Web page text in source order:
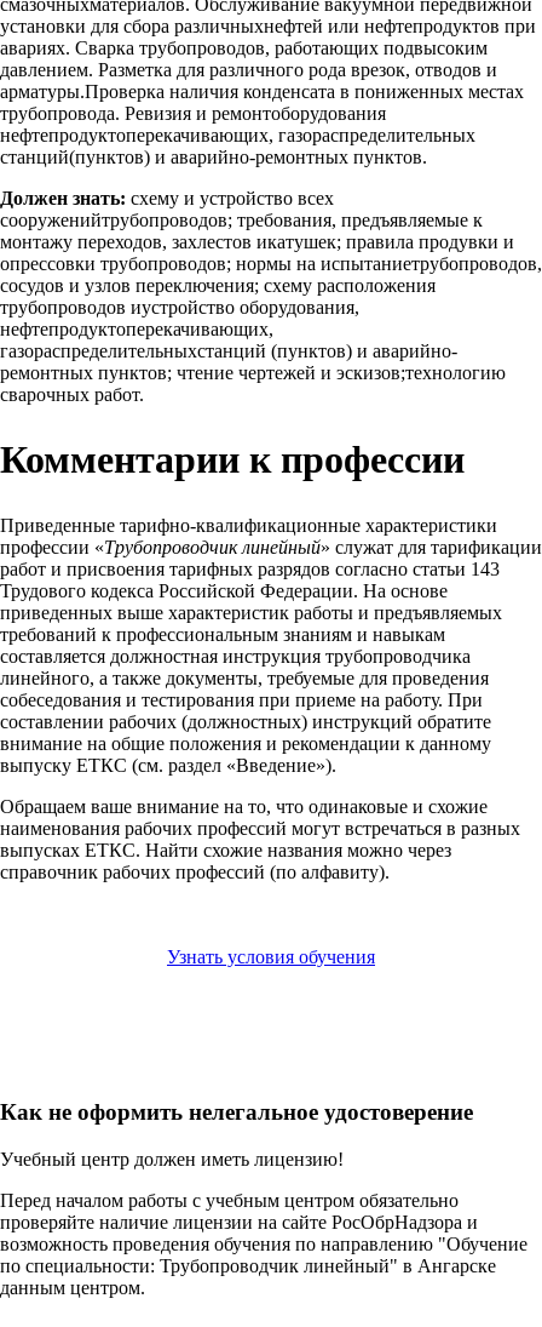
установки для сбора различныхнефтей или нефтепродуктов при
авариях. Сварка трубопроводов, работающих подвысоким
давлением. Разметка для различного рода врезок, отводов и
арматуры.Проверка наличия конденсата в пониженных местах
трубопровода. Ревизия и ремонтоборудования
нефтепродуктоперекачивающих, газораспределительных
станций(пунктов) и аварийно-ремонтных пунктов.
Должен знать: схему и устройство всех
сооруженийтрубопроводов; требования, предъявляемые к
монтажу переходов, захлестов икатушек; правила продувки и
опрессовки трубопроводов; нормы на испытаниетрубопроводов,
сосудов и узлов переключения; схему расположения
трубопроводов иустройство оборудования,
нефтепродуктоперекачивающих,
газораспределительныхстанций (пунктов) и аварийно-
ремонтных пунктов; чтение чертежей и эскизов;технологию
сварочных работ.
Комментарии к профессии
Приведенные тарифно-квалификационные характеристики
профессии «Трубопроводчик линейный» служат для тарификации
работ и присвоения тарифных разрядов согласно статьи 143
Трудового кодекса Российской Федерации. На основе
приведенных выше характеристик работы и предъявляемых
требований к профессиональным знаниям и навыкам
составляется должностная инструкция трубопроводчика
линейного, а также документы, требуемые для проведения
собеседования и тестирования при приеме на работу. При
составлении рабочих (должностных) инструкций обратите
внимание на общие положения и рекомендации к данному
выпуску ЕТКС (см. раздел «Введение»).
Обращаем ваше внимание на то, что одинаковые и схожие
наименования рабочих профессий могут встречаться в разных
выпусках ЕТКС. Найти схожие названия можно через
справочник рабочих профессий (по алфавиту).
Узнать условия обучения
Как не оформить нелегальное удостоверение
Учебный центр должен иметь лицензию!
Перед началом работы с учебным центром обязательно
проверяйте наличие лицензии на сайте РосОбрНадзора и
возможность проведения обучения по направлению "Обучение
по специальности: Трубопроводчик линейный" в Ангарске
данным центром.